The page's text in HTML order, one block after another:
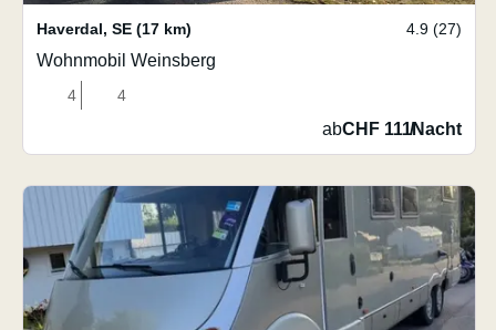
Haverdal, SE (17 km) 4.9 (27)
Wohnmobil Weinsberg
4 4
abCHF 111/Nacht